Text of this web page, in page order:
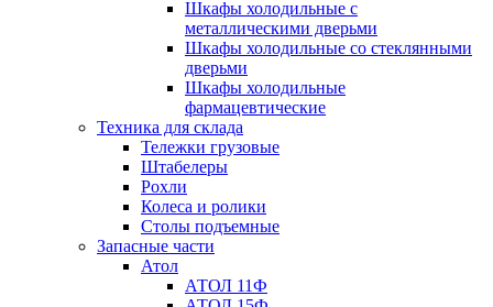
Шкафы холодильные с
металлическими дверьми
Шкафы холодильные со стеклянными
дверьми
Шкафы холодильные
фармацевтические
Техника для склада
Тележки грузовые
Штабелеры
Рохли
Колеса и ролики
Столы подъемные
Запасные части
Атол
АТОЛ 11Ф